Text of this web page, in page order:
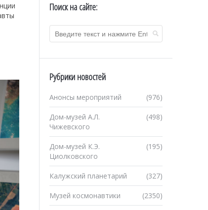
Поиск на сайте:
Рубрики новостей
(976)
Анонсы мероприятий
(498)
Дом-музей А.Л.
Чижевского
(195)
Дом-музей К.Э.
Циолковского
(327)
Калужский планетарий
(2350)
Музей космонавтики